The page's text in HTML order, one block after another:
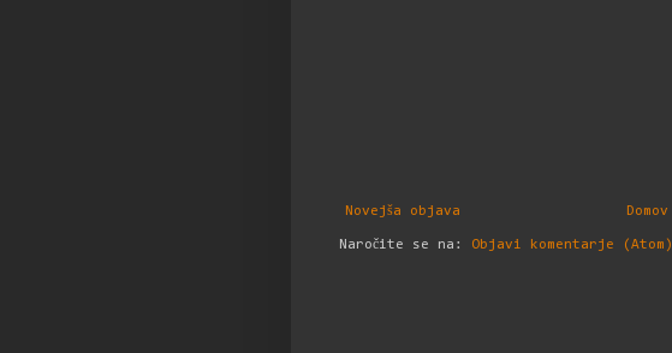
Novejša objava Domov
Naročite se na: Objavi komentarje (Atom)